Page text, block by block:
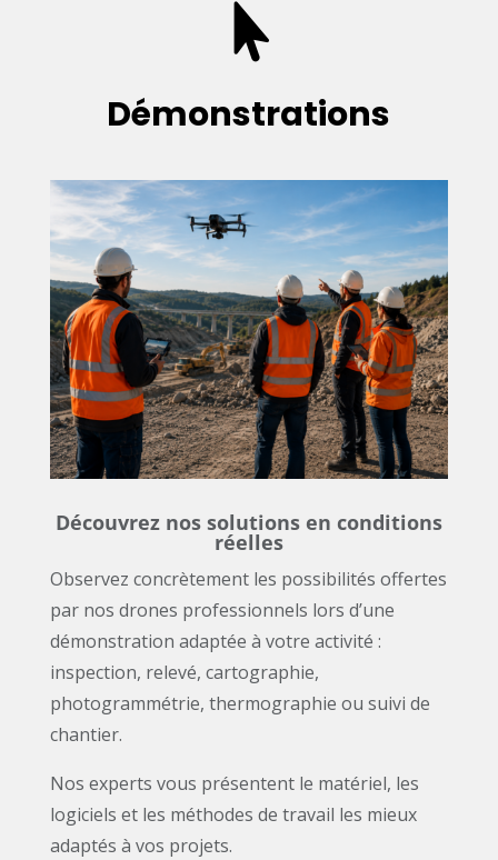

Démonstrations
Découvrez nos solutions en conditions
réelles
Observez concrètement les possibilités offertes
par nos drones professionnels lors d’une
démonstration adaptée à votre activité :
inspection, relevé, cartographie,
photogrammétrie, thermographie ou suivi de
chantier.
Nos experts vous présentent le matériel, les
logiciels et les méthodes de travail les mieux
adaptés à vos projets.